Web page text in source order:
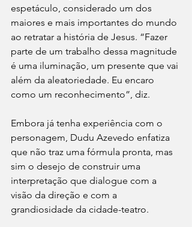
espetáculo, considerado um dos
maiores e mais importantes do mundo
ao retratar a história de Jesus. “Fazer
parte de um trabalho dessa magnitude
é uma iluminação, um presente que vai
além da aleatoriedade. Eu encaro
como um reconhecimento”, diz.
Embora já tenha experiência com o
personagem, Dudu Azevedo enfatiza
que não traz uma fórmula pronta, mas
sim o desejo de construir uma
interpretação que dialogue com a
visão da direção e com a
grandiosidade da cidade-teatro.